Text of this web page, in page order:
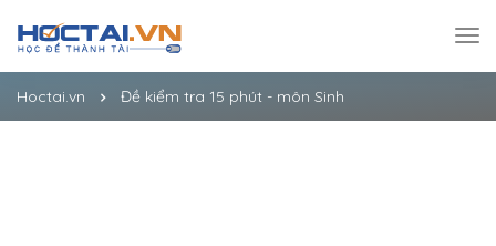
Hoctai.vn Đề kiểm tra 15 phút - môn Sinh